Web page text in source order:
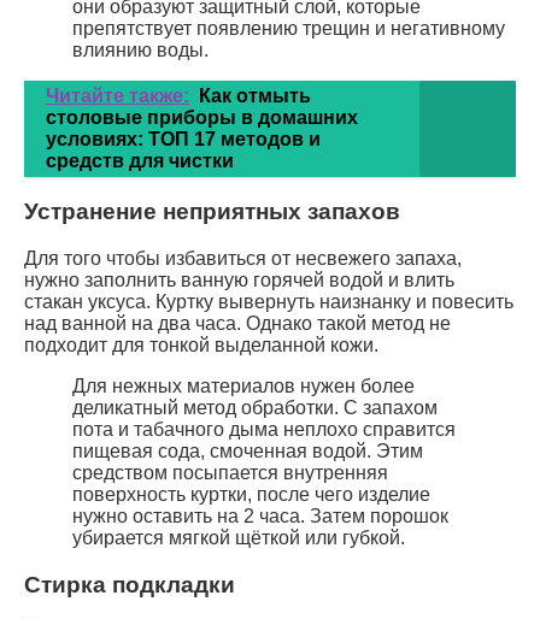
они образуют защитный слой, которые
препятствует появлению трещин и негативному
влиянию воды.
Читайте также:
Как отмыть
столовые приборы в домашних
условиях: ТОП 17 методов и
средств для чистки
Устранение неприятных запахов
Для того чтобы избавиться от несвежего запаха,
нужно заполнить ванную горячей водой и влить
стакан уксуса. Куртку вывернуть наизнанку и повесить
над ванной на два часа. Однако такой метод не
подходит для тонкой выделанной кожи.
Для нежных материалов нужен более
деликатный метод обработки. С запахом
пота и табачного дыма неплохо справится
пищевая сода, смоченная водой. Этим
средством посыпается внутренняя
поверхность куртки, после чего изделие
нужно оставить на 2 часа. Затем порошок
убирается мягкой щёткой или губкой.
Стирка подкладки